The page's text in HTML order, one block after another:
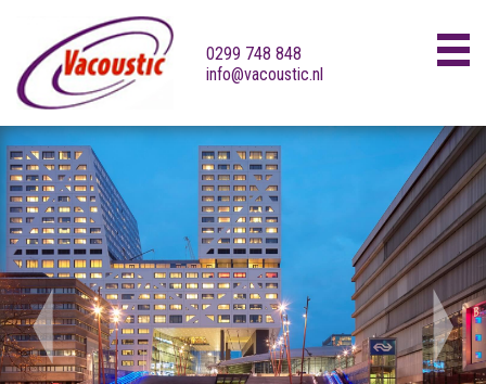
0299 748 848
info@vacoustic.nl
Skip
to
content